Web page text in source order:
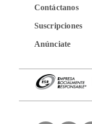
Contáctanos
Suscripciones
Anúnciate